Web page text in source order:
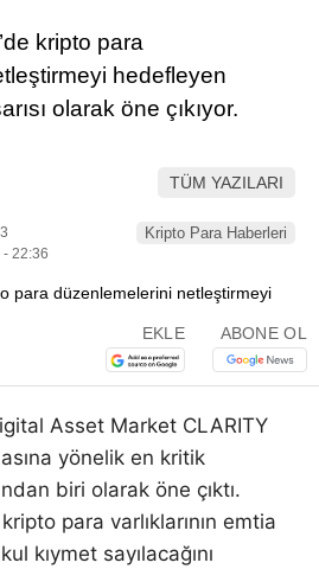
LinkedIn
kripto para
hedefleyen
olarak öne çıkıyor.
TÜM YAZILARI
22:36
Kripto Para Haberleri
EKLE ABONE OL
Asset Market CLARITY
yönelik en kritik
biri olarak öne çıktı.
para varlıklarının emtia
kıymet sayılacağını